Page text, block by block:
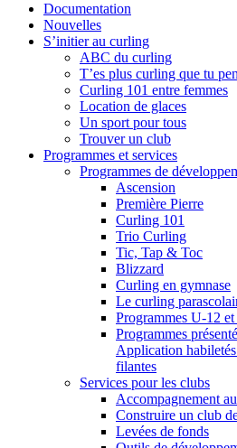
Documentation
Nouvelles
S’initier au curling
ABC du curling
T’es plus curling que tu
Curling 101 entre femmes
Location de glaces
Un sport pour tous
Trouver un club
Programmes et services
Programmes de
Ascension
Première Pierre
Curling 101
Trio Curling
Tic, Tap & Toc
Blizzard
Curling en gymnase
Le curling
Programmes U-12
Programmes
Application
filantes
Services pour les clubs
Accompagnement
Construire un club
Levées de fonds